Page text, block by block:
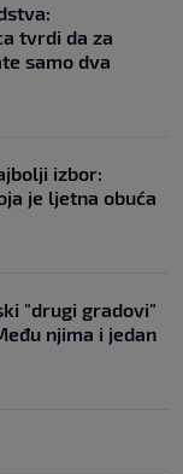
tvrdi da za
samo dva
izbor:
je ljetna obuća
"drugi gradovi"
njima i jedan